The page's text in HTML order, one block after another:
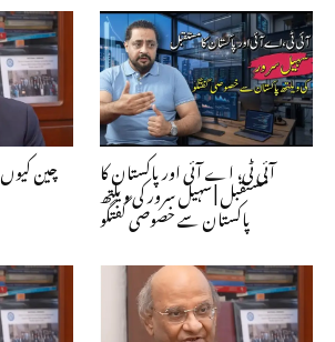
چین کیوں آئی ٹی، اے آئی اور پاکستان کا
مستقبل | سہیل سرور کی ویلتھ
پاکستان سے خصوصی گفتگو